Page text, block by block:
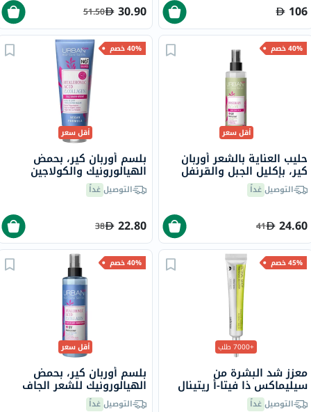
106
30.90
51.50
40% خصم
أقل سعر
حليب العناية بالشعر أوربان
كير، بإكليل الجبل والقرنفل
للشعر الضعيف 200 مل
التوصيلغداً
24.60
41
40% خصم
أقل سعر
بلسم أوربان كير، بحمض
الهيالورونيك والكولاجين
للشعر الجاف 250 مل
التوصيلغداً
22.80
38
45% خصم
+7000 طلب
معزز شد البشرة من
سيليماكس ذا فيتا-أ ريتينال
شوت، 15 مل
التوصيلغداً
40% خصم
أقل سعر
بلسم أوربان كير، بحمض
الهيالورونيك للشعر الجاف
200 ملالتوصيلغداً